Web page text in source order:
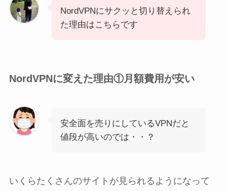
NordVPNにサクッと切り替えられ
た理由はこちらです
NordVPNに変えた理由①月額費用が安い
安全面を売りにしているVPNだと
値段が高いのでは・・？
いくらたくさんのサイトが見られるようになって